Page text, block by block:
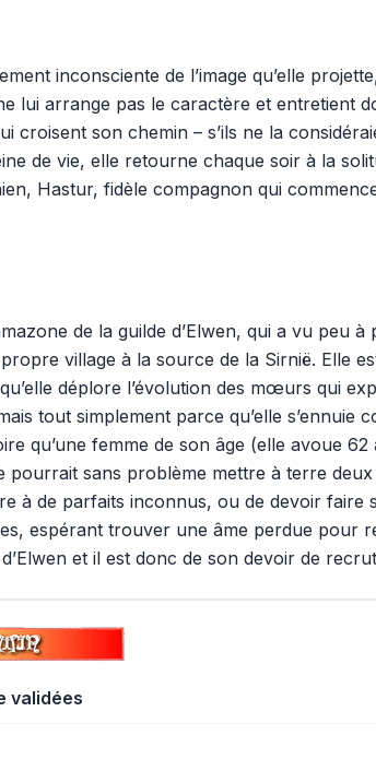
inconsciente de l’image qu’elle
lui arrange pas le caractère et
croisent son chemin – s’ils ne la
de vie, elle retourne chaque soir à la
Hastur, fidèle compagnon qui
de la guilde d’Elwen, qui a vu peu
village à la source de la Sirnië. Elle
déplore l’évolution des mœurs qui
tout simplement parce qu’elle
qu’une femme de son âge (elle avoue 62
pourrait sans problème mettre à terre
à de parfaits inconnus, ou de devoir
espérant trouver une âme perdue pour
et il est donc de son devoir de
validées